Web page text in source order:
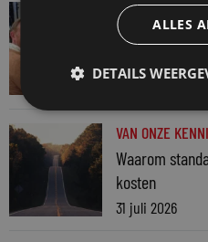
VAN ONZE
Martin
VAN ONZE
Waarom
kosten
31 juli 2026
ALLES
DETAILS